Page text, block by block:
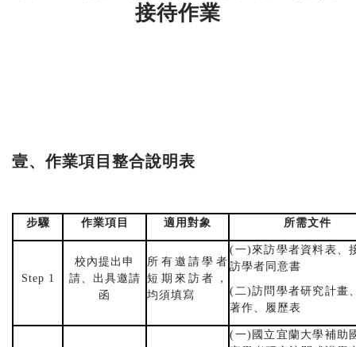
接待作業
壹、作業項目整合說明表
步驟 作業項目 適用對象 所需文件
Step 1
校內提出申
請、出具邀請
函
所有邀請學者
短期來訪者，
均須填寫
(一)來訪學者資料表、
訪學者同意書
(二)訪問學者研究計畫
著作、履歷表
(一) 國立宜蘭大學補助